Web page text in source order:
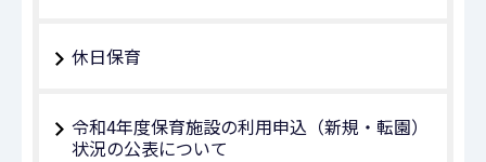
休日保育
令和4年度保育施設の利用申込（新規・転園）
状況の公表について